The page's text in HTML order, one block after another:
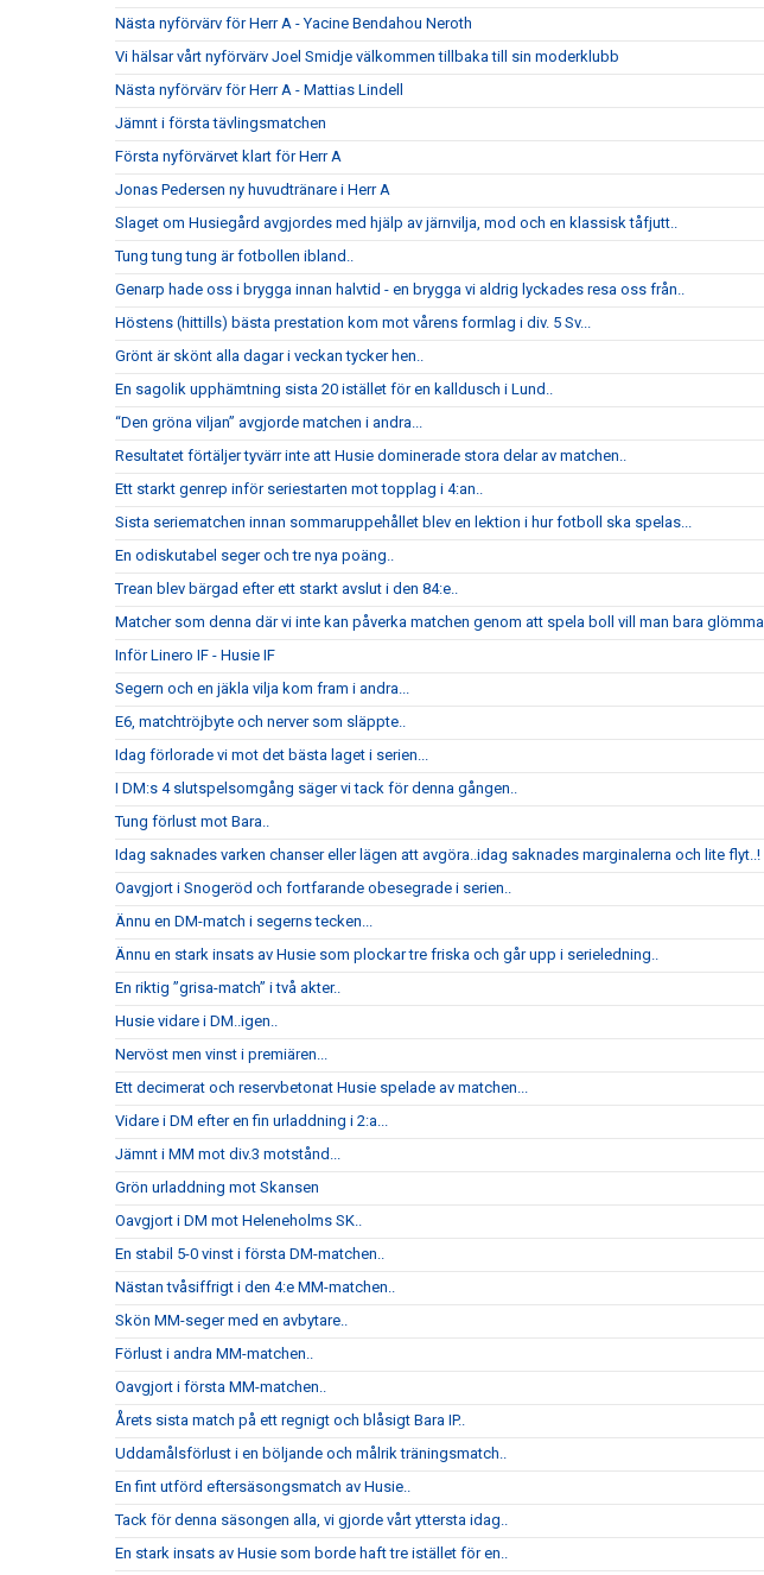
Nästa nyförvärv för Herr A - Yacine Bendahou Neroth
Vi hälsar vårt nyförvärv Joel Smidje välkommen tillbaka till sin moderklubb
Nästa nyförvärv för Herr A - Mattias Lindell
Jämnt i första tävlingsmatchen
Första nyförvärvet klart för Herr A
Jonas Pedersen ny huvudtränare i Herr A
Slaget om Husiegård avgjordes med hjälp av järnvilja, mod och en klassisk tåfjutt..
Tung tung tung är fotbollen ibland..
Genarp hade oss i brygga innan halvtid - en brygga vi aldrig lyckades resa oss från..
Höstens (hittills) bästa prestation kom mot vårens formlag i div. 5 Sv...
Grönt är skönt alla dagar i veckan tycker hen..
En sagolik upphämtning sista 20 istället för en kalldusch i Lund..
“Den gröna viljan” avgjorde matchen i andra...
Resultatet förtäljer tyvärr inte att Husie dominerade stora delar av matchen..
Ett starkt genrep inför seriestarten mot topplag i 4:an..
Sista seriematchen innan sommaruppehållet blev en lektion i hur fotboll ska spelas...
En odiskutabel seger och tre nya poäng..
Trean blev bärgad efter ett starkt avslut i den 84:e..
Matcher som denna där vi inte kan påverka matchen genom att spela boll vill man bara glömma..
Inför Linero IF - Husie IF
Segern och en jäkla vilja kom fram i andra...
E6, matchtröjbyte och nerver som släppte..
Idag förlorade vi mot det bästa laget i serien...
I DM:s 4 slutspelsomgång säger vi tack för denna gången..
Tung förlust mot Bara..
Idag saknades varken chanser eller lägen att avgöra..idag saknades marginalerna och lite flyt..!
Oavgjort i Snogeröd och fortfarande obesegrade i serien..
Ännu en DM-match i segerns tecken...
Ännu en stark insats av Husie som plockar tre friska och går upp i serieledning..
En riktig ”grisa-match” i två akter..
Husie vidare i DM..igen..
Nervöst men vinst i premiären...
Ett decimerat och reservbetonat Husie spelade av matchen...
Vidare i DM efter en fin urladdning i 2:a...
Jämnt i MM mot div.3 motstånd...
Grön urladdning mot Skansen
Oavgjort i DM mot Heleneholms SK..
En stabil 5-0 vinst i första DM-matchen..
Nästan tvåsiffrigt i den 4:e MM-matchen..
Skön MM-seger med en avbytare..
Förlust i andra MM-matchen..
Oavgjort i första MM-matchen..
Årets sista match på ett regnigt och blåsigt Bara IP..
Uddamålsförlust i en böljande och målrik träningsmatch..
En fint utförd eftersäsongsmatch av Husie..
Tack för denna säsongen alla, vi gjorde vårt yttersta idag..
En stark insats av Husie som borde haft tre istället för en..